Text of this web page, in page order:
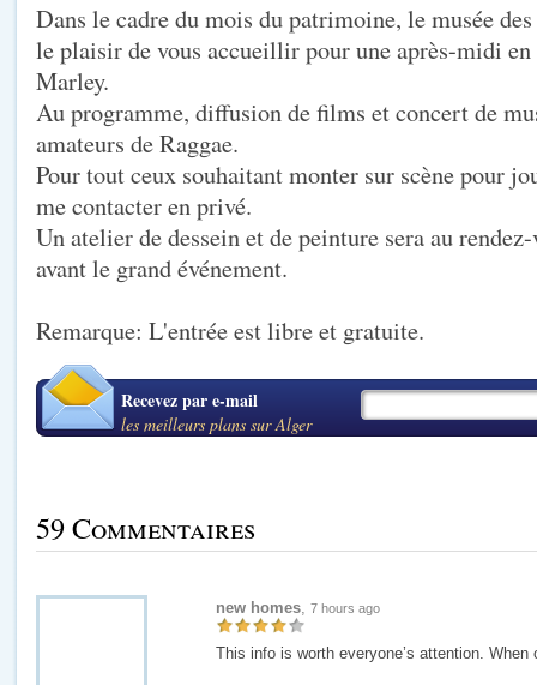
Dans le cadre du mois du patrimoine, le musée
le plaisir de vous accueillir pour une après-midi en
Marley.
Au programme, diffusion de films et concert de
amateurs de Raggae.
Pour tout ceux souhaitant monter sur scène pour
me contacter en privé.
Un atelier de dessein et de peinture sera au
avant le grand événement.
Remarque: L'entrée est libre et gratuite.
Recevez par e-mail
les meilleurs plans sur Alger
59 Commentaires
new homes, 7 hours ago
This info is worth everyone’s attention. When